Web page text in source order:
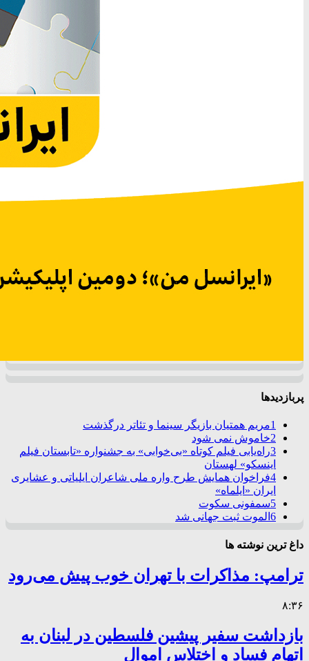
پربازدیدها
1مریم همتیان بازیگر سینما و تئاتر درگذشت
2خاموش نمی شود
3راه‌یابی فیلم کوتاه «بی‌خوابی» به جشنواره «تابستان فیلم
اینسکو» لهستان
4فراخوان همایش طرح واره ملی شاعران ایلیاتی و عشایری
ایران «ایلماه»
5سمفونی سکوت
6 الموت ثبت جهانی شد
داغ ترین نوشته ها
ترامپ: مذاکرات با تهران خوب پیش می‌رود
۸:۳۶
بازداشت سفیر پیشین فلسطین در لبنان به
اتهام فساد و اختلاس اموال